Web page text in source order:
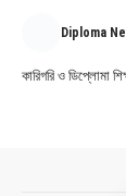
Diploma
কারিগরি ও ডিপ্লোমা